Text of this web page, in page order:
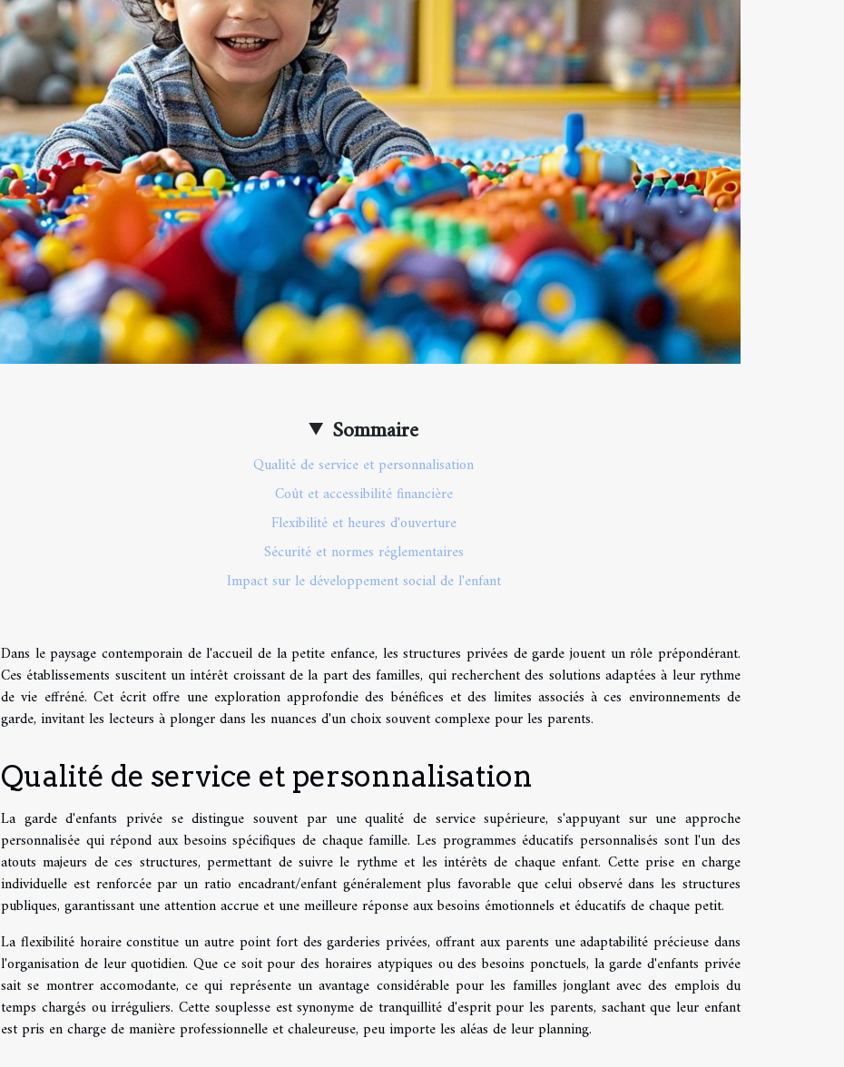
Sommaire
Qualité de service et personnalisation
Coût et accessibilité financière
Flexibilité et heures d'ouverture
Sécurité et normes réglementaires
Impact sur le développement social de l'enfant
Dans le paysage contemporain de l'accueil de la petite enfance, les structures privées de garde jouent un rôle prépondérant.
Ces établissements suscitent un intérêt croissant de la part des familles, qui recherchent des solutions adaptées à leur rythme
de vie effréné. Cet écrit offre une exploration approfondie des bénéfices et des limites associés à ces environnements de
garde, invitant les lecteurs à plonger dans les nuances d'un choix souvent complexe pour les parents.
Qualité de service et personnalisation
La garde d'enfants privée se distingue souvent par une qualité de service supérieure, s'appuyant sur une approche
personnalisée qui répond aux besoins spécifiques de chaque famille. Les programmes éducatifs personnalisés sont l'un des
atouts majeurs de ces structures, permettant de suivre le rythme et les intérêts de chaque enfant. Cette prise en charge
individuelle est renforcée par un ratio encadrant/enfant généralement plus favorable que celui observé dans les structures
publiques, garantissant une attention accrue et une meilleure réponse aux besoins émotionnels et éducatifs de chaque petit.
La flexibilité horaire constitue un autre point fort des garderies privées, offrant aux parents une adaptabilité précieuse dans
l'organisation de leur quotidien. Que ce soit pour des horaires atypiques ou des besoins ponctuels, la garde d'enfants privée
sait se montrer accomodante, ce qui représente un avantage considérable pour les familles jonglant avec des emplois du
temps chargés ou irréguliers. Cette souplesse est synonyme de tranquillité d'esprit pour les parents, sachant que leur enfant
est pris en charge de manière professionnelle et chaleureuse, peu importe les aléas de leur planning.